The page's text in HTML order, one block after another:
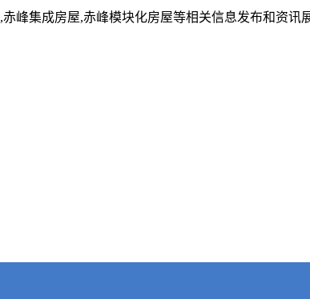
,赤峰集成房屋,赤峰模块化房屋等相关信息发布和资讯